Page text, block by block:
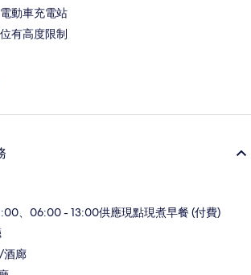
動車充電站
有高度限制
、06:00 - 13:00供應現點現煮早餐 (付費)
酒廊